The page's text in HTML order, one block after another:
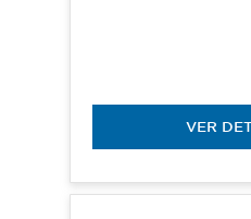
VER